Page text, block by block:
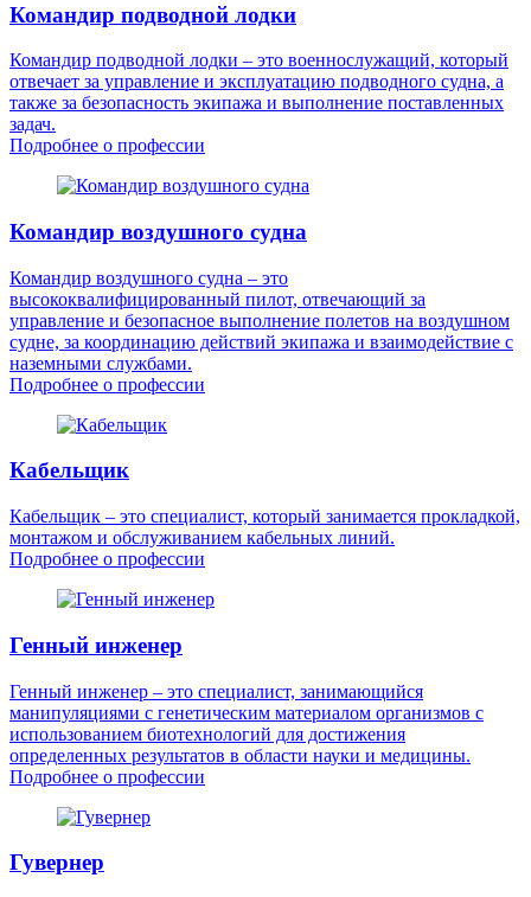
Командир подводной лодки
Командир подводной лодки – это военнослужащий, который
отвечает за управление и эксплуатацию подводного судна, а
также за безопасность экипажа и выполнение поставленных
задач.
Подробнее о профессии
Командир воздушного судна
Командир воздушного судна – это
высококвалифицированный пилот, отвечающий за
управление и безопасное выполнение полетов на воздушном
судне, за координацию действий экипажа и взаимодействие с
наземными службами.
Подробнее о профессии
Кабельщик
Кабельщик – это специалист, который занимается прокладкой,
монтажом и обслуживанием кабельных линий.
Подробнее о профессии
Генный инженер
Генный инженер – это специалист, занимающийся
манипуляциями с генетическим материалом организмов с
использованием биотехнологий для достижения
определенных результатов в области науки и медицины.
Подробнее о профессии
Гувернер